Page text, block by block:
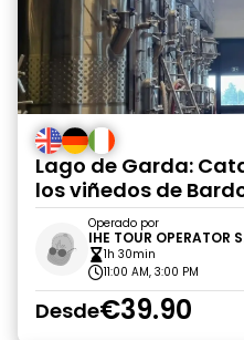
Lago de Garda:
los viñedos de
Operado por
IHE TOUR OPERATOR
1h 30min
11:00 AM, 3:00 PM
Desde€39.90